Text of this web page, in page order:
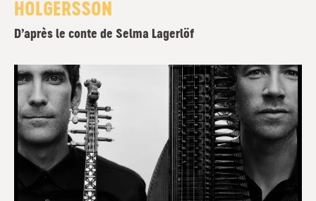
HOLGERSSON
D’après le conte de Selma Lagerlöf